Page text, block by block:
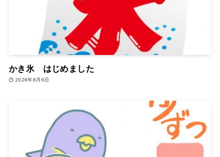
かき氷 はじめました
2026年8月6日